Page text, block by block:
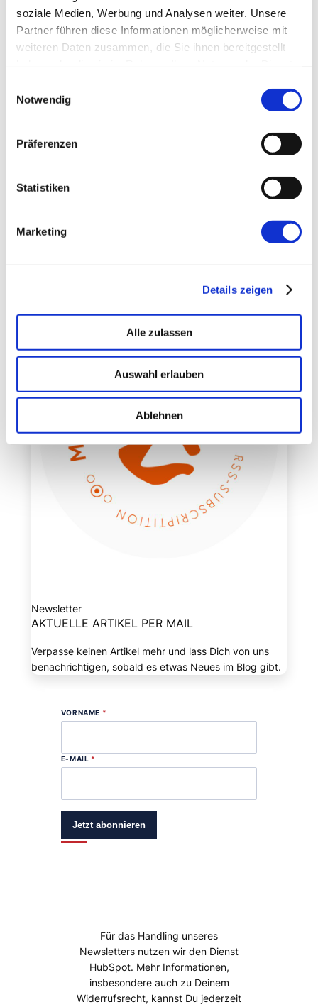
soziale Medien, Werbung und Analysen weiter. Unsere
Partner führen diese Informationen möglicherweise mit
weiteren Daten zusammen, die Sie ihnen bereitgestellt
Notwendig
Präferenzen
Statistiken
Marketing
Details zeigen
Alle zulassen
Auswahl erlauben
Ablehnen
E-Mail-Adresse
Website
Newsletter
AKTUELLE ARTIKEL PER MAIL
Verpasse keinen Artikel mehr und lass Dich von uns
benachrichtigen, sobald es etwas Neues im Blog gibt.
VORNAME *
E-MAIL *
Jetzt abonnieren
Für das Handling unseres
Newsletters nutzen wir den Dienst
HubSpot. Mehr Informationen,
insbesondere auch zu Deinem
Widerrufsrecht, kannst Du jederzeit